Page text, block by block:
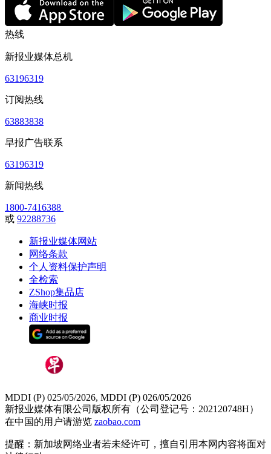
热线
新报业媒体总机
63196319
订阅热线
63883838
早报广告联系
63196319
新闻热线
1800-7416388
或 92288736
新报业媒体网站
网络条款
个人资料保护声明
全检索
ZShop集品店
海峡时报
商业时报
MDDI (P) 025/05/2026, MDDI (P) 026/05/2026
新报业媒体有限公司版权所有（公司登记号：202120748H）
在中国的用户请游览 zaobao.com
提醒：新加坡网络业者若未经许可，擅自引用本网内容将面对